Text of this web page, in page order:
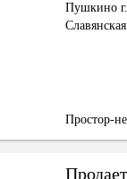
Пушкино г.
Простор-